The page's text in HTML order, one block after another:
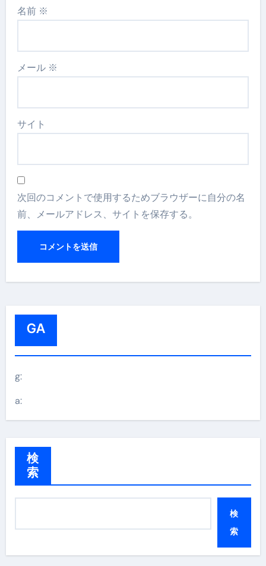
名前 ※
メール ※
サイト
次回のコメントで使用するためブラウザーに自分の名
前、メールアドレス、サイトを保存する。
GA
g:
a:
検
索
検
索